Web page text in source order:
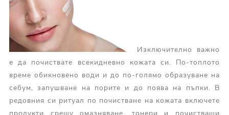
Изключително важно
е да почиствате всекидневно кожата си. По-топлото
време обикновено води и до по-голямо образуване на
себум, запушване на порите и до поява на пъпки. В
редовния си ритуал по почистване на кожата включете